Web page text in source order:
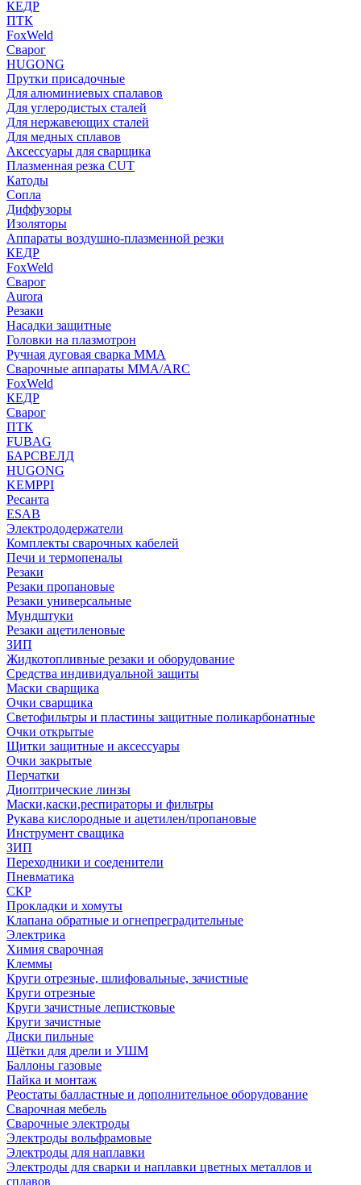
КЕДР
ПТК
FoxWeld
Сварог
HUGONG
Прутки присадочные
Для алюминиевых спалавов
Для углеродистых сталей
Для нержавеющих сталей
Для медных сплавов
Аксессуары для сварщика
Плазменная резка CUT
Катоды
Сопла
Диффузоры
Изоляторы
Аппараты воздушно-плазменной резки
КЕДР
FoxWeld
Сварог
Aurora
Резаки
Насадки защитные
Головки на плазмотрон
Ручная дуговая сварка MMA
Сварочные аппараты MMA/ARC
FoxWeld
КЕДР
Сварог
ПТК
FUBAG
БАРСВЕЛД
HUGONG
KEMPPI
Ресанта
ESAB
Электрододержатели
Комплекты сварочных кабелей
Печи и термопеналы
Резаки
Резаки пропановые
Резаки универсальные
Мундштуки
Резаки ацетиленовые
ЗИП
Жидкотопливные резаки и оборудование
Средства индивидуальной защиты
Маски сварщика
Очки сварщика
Светофильтры и пластины защитные поликарбонатные
Очки открытые
Щитки защитные и аксессуары
Очки закрытые
Перчатки
Диоптрические линзы
Маски,каски,респираторы и фильтры
Рукава кислородные и ацетилен/пропановые
Инструмент сващика
ЗИП
Переходники и соеденители
Пневматика
СКР
Прокладки и хомуты
Клапана обратные и огнепреградительные
Электрика
Химия сварочная
Клеммы
Круги отрезные, шлифовальные, зачистные
Круги отрезные
Круги зачистные лепистковые
Круги зачистные
Диски пильные
Щётки для дрели и УШМ
Баллоны газовые
Пайка и монтаж
Реостаты балластные и дополнительное оборудование
Сварочная мебель
Cварочные электроды
Электроды вольфрамовые
Электроды для наплавки
Электроды для сварки и наплавки цветных металлов и
сплавов